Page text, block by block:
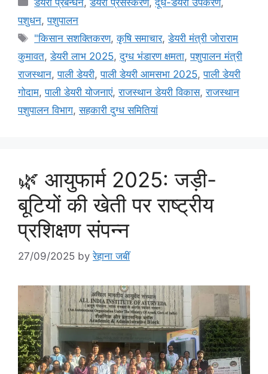
पशुधन,पशुपालन
"किसान सशक्तिकरण,कृषि समाचार,डेयरी मंत्री जोराराम
कुमावत,डेयरी लाभ 2025,दुग्ध भंडारण क्षमता,पशुपालन मंत्री
राजस्थान,पाली डेयरी,पाली डेयरी आमसभा 2025,पाली डेयरी
गोदाम,पाली डेयरी योजनाएं,राजस्थान डेयरी विकास,राजस्थान
पशुपालन विभाग,सहकारी दुग्ध समितियां
🌿 आयुफार्म 2025: जड़ी-
बूटियों की खेती पर राष्ट्रीय
प्रशिक्षण संपन्न
27/09/2025 byरेहाना जबीं